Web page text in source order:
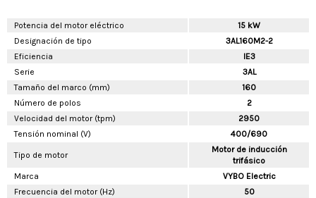
Potencia del motor eléctrico
15 kW
Designación de tipo
3AL160M2-2
Eficiencia
IE3
Serie
3AL
Tamaño del marco (mm)
160
Número de polos
2
Velocidad del motor (tpm)
2950
Tensión nominal (V)
400/690
Tipo de motor
Motor de inducción
trifásico
Marca
VYBO Electric
Frecuencia del motor (Hz)
50